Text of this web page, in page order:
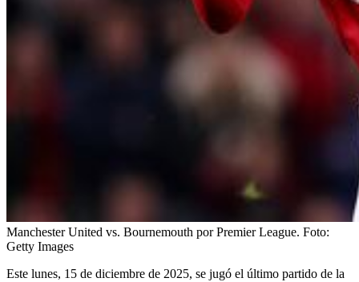
Manchester United vs. Bournemouth por Premier League. Foto:
Getty Images
Este lunes, 15 de diciembre de 2025, se jugó el último partido de la